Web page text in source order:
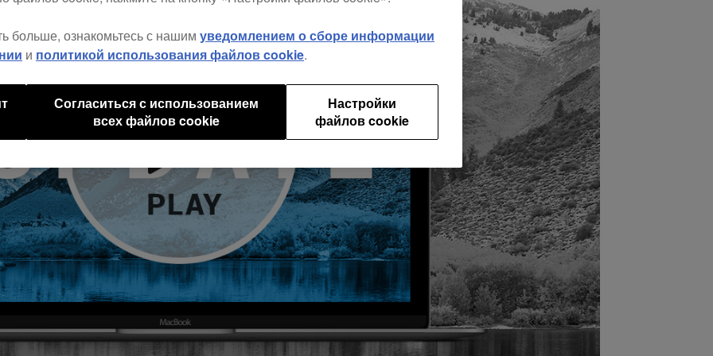
больше, ознакомьтесь с нашим уведомлением о сборе информации
и политикой использования файлов cookie.
Настройки
файлов cookie
Согласиться с использованием
всех файлов cookie